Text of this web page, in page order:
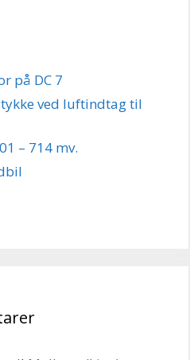
på DC 7
ved luftindtag til
– 714 mv.